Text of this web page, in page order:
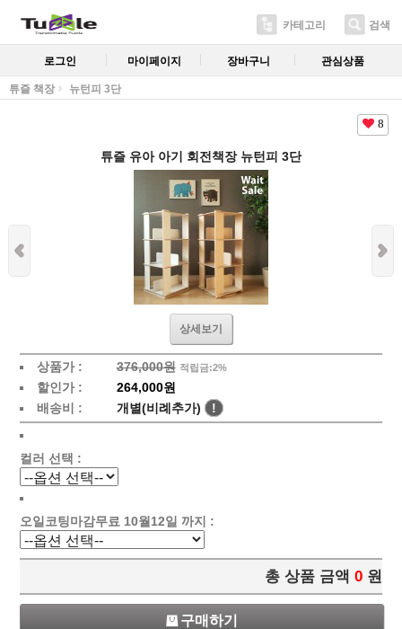
카테고리 검색
로그인 마이페이지 장바구니 관심상품
튜즐 책장 뉴턴피 3단
8
튜즐 유아 아기 회전책장 뉴턴피 3단
상세보기
상품가 : 376,000원 적립금:2%
할인가 :
264,000원
배송비 :
개별(비례추가) !
컬러 선택 :
오일코팅마감무료 10월12일 까지 :
총 상품 금액 0 원
구매하기